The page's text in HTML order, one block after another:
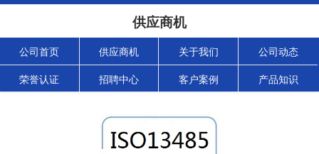
供应商机
公司首页 供应商机 关于我们 公司动态
荣誉认证 招聘中心 客户案例 产品知识